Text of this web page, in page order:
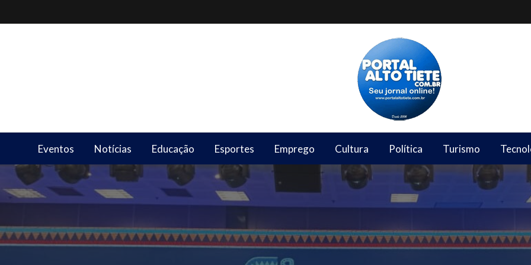
to
Eventos Notícias Educação Esportes Emprego Cultura Política Turismo